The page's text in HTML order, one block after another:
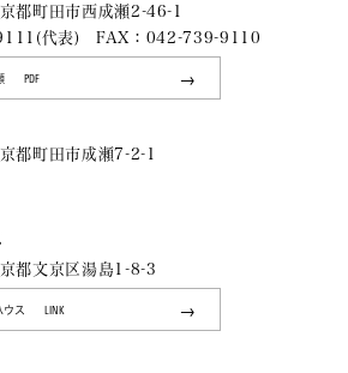
町田市西成瀬2-46-1
代表) FAX：042-739-9110
PDF
都町田市成瀬7-2-1
都文京区湯島1-8-3
ス LINK